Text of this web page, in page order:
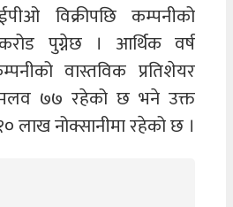
विक्रीपछि कम्पनीको
पुग्नेछ । आर्थिक वर्ष
वास्तविक प्रतिशेयर
७७ रहेको छ भने उक्त
लाख नोक्सानीमा रहेको छ ।